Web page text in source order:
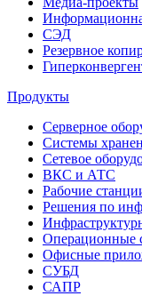
СЭД
Резервное
Продукты
Серверное
Системы
Сетевое
ВКС и АТС
Рабочие
Решения по
Операционные
Офисные
СУБД
САПР